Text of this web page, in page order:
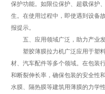
保护功能。如限位保护、超载保护
生。在使用过程中，即使遇到设备
报提示。
五、应用领域广泛，助力产业
塑胶薄膜拉力机广泛应用于塑料
材、汽车配件等多个领域。在包装
和断裂伸长率，确保包装的安全性
水膜、隔热膜等建筑用薄膜的力学